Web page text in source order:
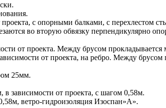
с опорными балками, с перехлестом
во вторую обвязку перпендикулярно
от проекта. Между брусом
от проекта, на ребро. Между
25мм.
зависимости от проекта, с шагом 0,58м.
ветро-гидроизоляция Изоспан»А».